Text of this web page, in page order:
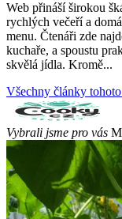
Web přináší širokou
rychlých večeří a
menu. Čtenáři zde
kuchaře, a spoustu
skvělá jídla. Kromě...
Všechny články
Vybrali jsme pro vás